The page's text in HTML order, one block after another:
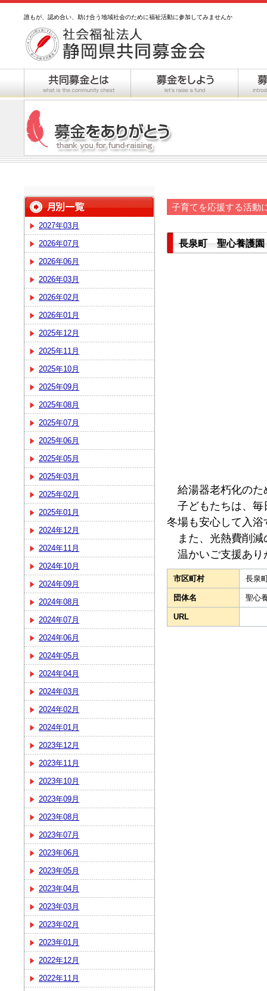
誰もが、認め合い、助け合う地域社会のために福祉活動に参加してみませんか
2027年03月
2026年07月
2026年06月
2026年03月
2026年02月
2026年01月
2025年12月
2025年11月
2025年10月
2025年09月
2025年08月
2025年07月
2025年06月
2025年05月
2025年03月
2025年02月
2025年01月
2024年12月
2024年11月
2024年10月
2024年09月
2024年08月
2024年07月
2024年06月
2024年05月
2024年04月
2024年03月
2024年02月
2024年01月
2023年12月
2023年11月
2023年10月
2023年09月
2023年08月
2023年07月
2023年06月
2023年05月
2023年04月
2023年03月
2023年02月
2023年01月
2022年12月
2022年11月
子育てを応援する活動
長泉町 聖心養護園
給湯器老朽化のた
子どもたちは、毎
冬場も安心して入
また、光熱費削減
温かいご支援あり
市区町村 長泉
団体名 聖心
URL